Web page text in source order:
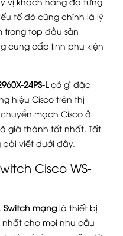
tố đó cũng chính là lý
trong top đầu sản
cung cấp linh phụ kiện
24PS-Lcó gì đặc
hiệu Cisco trên thị
mạch Cisco ở
giá thành tốt nhất. Tất
viết dưới đây.
Cisco WS-
Switch mạng là thiết bị
cho mọi nhu cầu